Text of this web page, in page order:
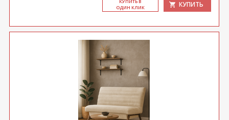
ОДИН КЛИК
КУПИТЬ